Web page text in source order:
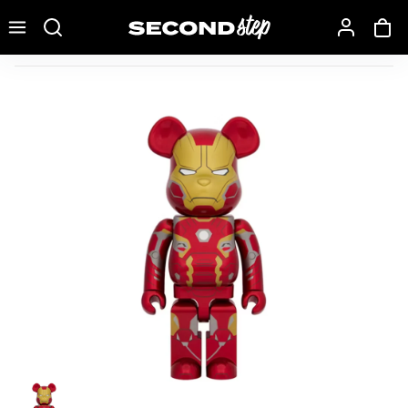
Bearbrick Iron Man Mark 45 1000%